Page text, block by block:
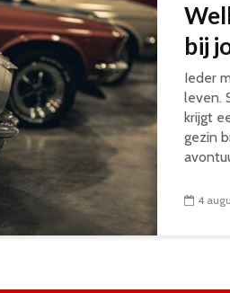
bij
Ieder
leven.
krijgt
gezin
4